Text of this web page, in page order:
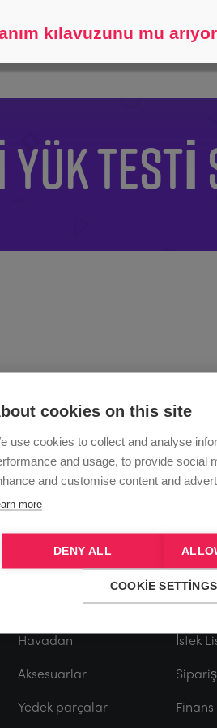
TESTI
MAĞAZA
Hepsini satın al
Direkler
Havadan
Aksesuarlar
Yedek parçalar
Kayıt
Giriş
Sepet
İstek
Finans
kılavuzunu mu
cookies on this site
use cookies to collect and analyse
and usage, to provide social
and customise content and
more
DENY ALL
COOKIE SETTINGS